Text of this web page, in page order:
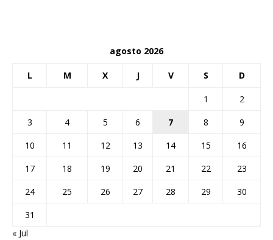
agosto 2026
L M X J V S D
1
2
3
4 5 6 7 8
9
10
11 12 13 14 15
16
17
18 19 20 21 22
23
24
25 26 27 28 29
30
31
« Jul